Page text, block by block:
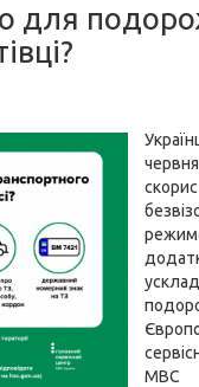
для
МВС